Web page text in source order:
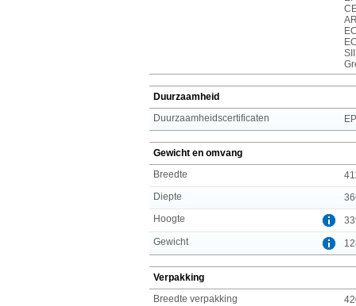
Duurzaamheid
Duurzaamheidscertificaten
Gewicht en omvang
Breedte
Diepte
Hoogte
Gewicht
Verpakking
Breedte verpakking